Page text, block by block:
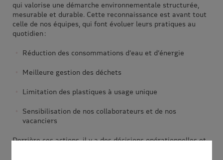
qui valorise une démarche environnementale structurée,
mesurable et durable. Cette reconnaissance est avant tout
celle de nos équipes, qui font évoluer leurs pratiques au
quotidien :
Réduction des consommations d’eau et d’énergie
Meilleure gestion des déchets
Limitation des plastiques à usage unique
Sensibilisation de nos collaborateurs et de nos
vacanciers
Derrière ces actions, il y a des décisions opérationnelles et